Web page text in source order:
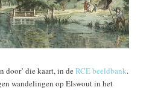
door’ die kaart, in deRCE beeldbank.
wandelingen op Elswout in het